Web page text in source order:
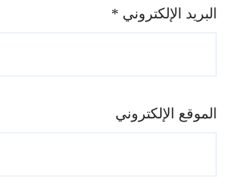
البريد الإلكتروني*
الموقع الإلكتروني